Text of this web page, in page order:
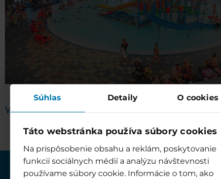
Súhlas Detaily O cookies
Táto webstránka používa súbory cookies
Na prispôsobenie obsahu a reklám, poskytovanie
funkcií sociálnych médií a analýzu návštevnosti
používame súbory cookie. Informácie o tom, ako
Webkamery v Bešeňové